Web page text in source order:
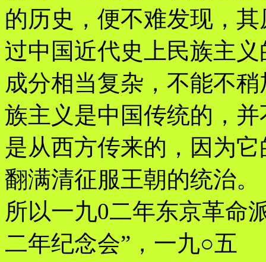
的历史，便不难发现，
过中国近代史上民族主义
成分相当复杂，不能不
族主义是中国传统的，并
是从西方传来的，因为
翻满清征服王朝的统治。
所以一九0二年东京革命
二年纪念会”，一九○五